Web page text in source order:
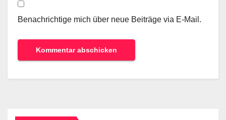
Benachrichtige mich über neue Beiträge via E-Mail.